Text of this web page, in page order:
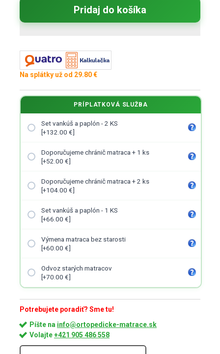
Na splátky už od 29.80 €
PRÍPLATKOVÁ SLUŽBA
Set vankúš a paplón - 2 KS
[+132.00 €]
Doporučujeme chránič matraca + 1 ks
[+52.00 €]
Doporučujeme chránič matraca + 2 ks
[+104.00 €]
Set vankúš a paplón - 1 KS
[+66.00 €]
Výmena matraca bez starosti
[+60.00 €]
Odvoz starých matracov
[+70.00 €]
Potrebujete poradiť? Sme tu!
Píšte na info@ortopedicke-matrace.sk
Volajte+421 905 486 558